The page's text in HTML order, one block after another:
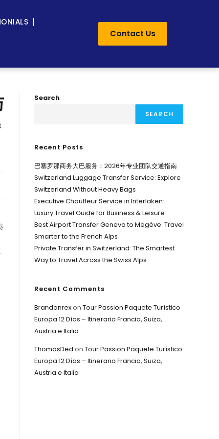
Contact Us
Search
SEARCH
Recent Posts
巴塞罗那商务大巴服务：2026年专业团队交通指南
Switzerland Luggage Transfer Service: Explore
Switzerland Without Heavy Bags
Executive Chauffeur Service in Interlaken:
Luxury Travel Guide for Business & Leisure
Best Airport Transfer Geneva to Megève: Travel
Smarter to the French Alps
Private Transfer in Switzerland: The Smartest
Way to Travel Across the Swiss Alps
Recent Comments
Brandonrexon Tour Passion Paquete Turístico
Europa 12 Días – Itinerario Francia, Suiza,
Austria e Italia
ThomasDed on Tour Passion Paquete Turístico
Europa 12 Días – Itinerario Francia, Suiza,
Austria e Italia